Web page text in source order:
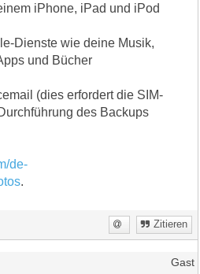
iPhone, iPad und iPod
Dienste wie deine Musik,
und Bücher
(dies erfordert die SIM-
des Backups
de-
.
Zitieren
Gast